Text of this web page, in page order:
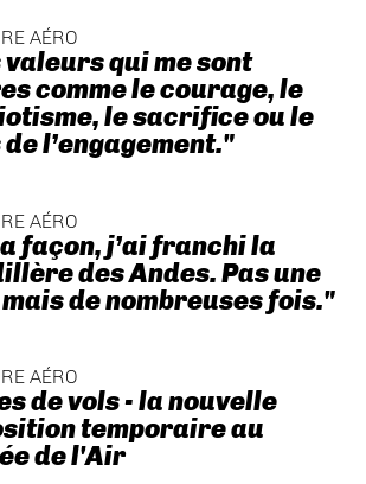
AÉRO
valeurs qui me sont
comme le courage, le
le sacrifice ou le
de l’engagement."
AÉRO
façon, j’ai franchi la
des Andes. Pas une
de nombreuses fois."
AÉRO
de vols - la nouvelle
temporaire au
de l'Air